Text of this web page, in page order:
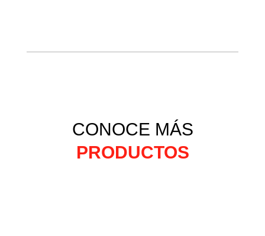
CONOCE MÁS
PRODUCTOS